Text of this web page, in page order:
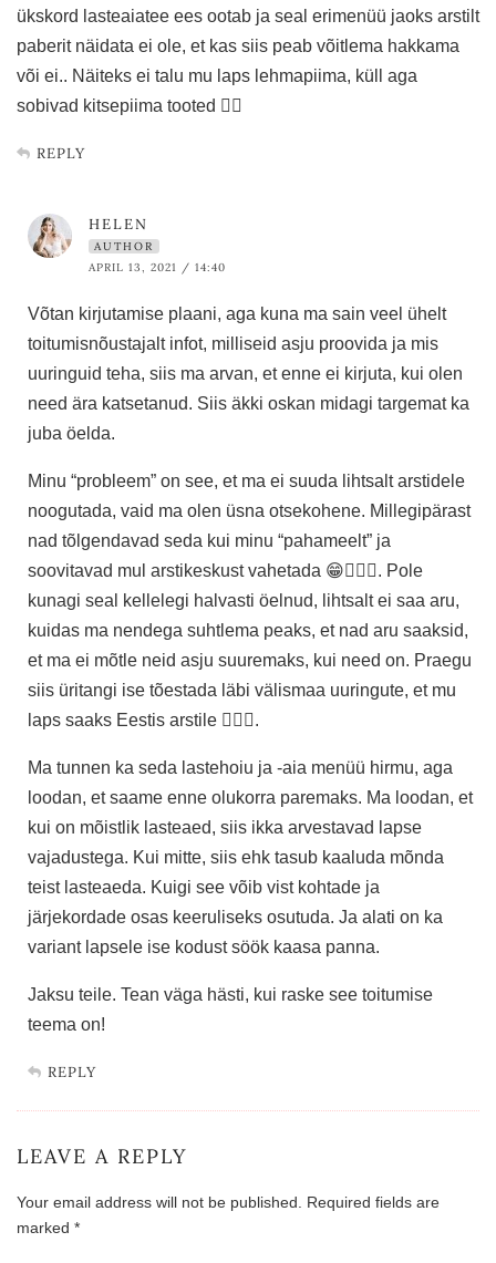
ükskord lasteaiatee ees ootab ja seal erimenüü jaoks arstilt
paberit näidata ei ole, et kas siis peab võitlema hakkama
või ei.. Näiteks ei talu mu laps lehmapiima, küll aga
sobivad kitsepiima tooted 🤷‍♀️
REPLY
HELEN
AUTHOR
APRIL 13, 2021 / 14:40
Võtan kirjutamise plaani, aga kuna ma sain veel ühelt
toitumisnõustajalt infot, milliseid asju proovida ja mis
uuringuid teha, siis ma arvan, et enne ei kirjuta, kui olen
need ära katsetanud. Siis äkki oskan midagi targemat ka
juba öelda.
Minu “probleem” on see, et ma ei suuda lihtsalt arstidele
noogutada, vaid ma olen üsna otsekohene. Millegipärast
nad tõlgendavad seda kui minu “pahameelt” ja
soovitavad mul arstikeskust vahetada 😁🤷🏽‍♀️. Pole
kunagi seal kellelegi halvasti öelnud, lihtsalt ei saa aru,
kuidas ma nendega suhtlema peaks, et nad aru saaksid,
et ma ei mõtle neid asju suuremaks, kui need on. Praegu
siis üritangi ise tõestada läbi välismaa uuringute, et mu
laps saaks Eestis arstile 🤦🏽‍♀️.
Ma tunnen ka seda lastehoiu ja -aia menüü hirmu, aga
loodan, et saame enne olukorra paremaks. Ma loodan, et
kui on mõistlik lasteaed, siis ikka arvestavad lapse
vajadustega. Kui mitte, siis ehk tasub kaaluda mõnda
teist lasteaeda. Kuigi see võib vist kohtade ja
järjekordade osas keeruliseks osutuda. Ja alati on ka
variant lapsele ise kodust söök kaasa panna.
Jaksu teile. Tean väga hästi, kui raske see toitumise
teema on!
REPLY
LEAVE A REPLY
Your email address will not be published. Required fields are
marked *